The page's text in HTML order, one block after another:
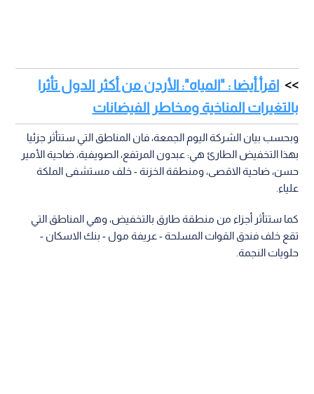
اقرأ أيضا : "المياه": الأردن من أكثر الدول تأثرا
بالتغيرات المناخية ومخاطر الفيضانات
وبحسب بيان الشركة اليوم الجمعة، فان المناطق التي ستتأثر جزئيا
بهذا التخفيض الطارئ هي: عبدون المرتفع، الصويفية، ضاحية الأمير
حسن، ضاحية الاقصى، ومنطقة الخزنة - خلف مستشفى الملكة
علياء.
كما ستتأثر أجزاء من منطقة طارق بالتخفيض، وهي المناطق التي
تقع خلف فندق القوات المسلحة - عريفة مول - بنك الاسكان -
حلويات النجمة.